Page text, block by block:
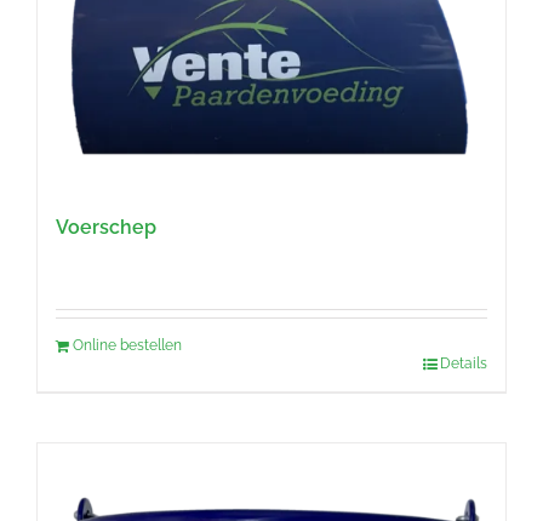
Voerschep
Online bestellen
Details